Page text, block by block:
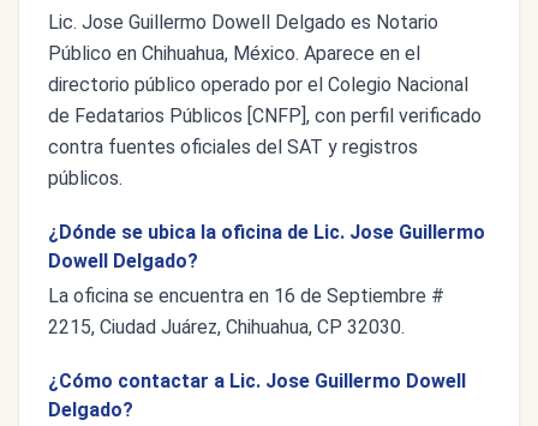
Lic. Jose Guillermo Dowell Delgado es Notario
Público en Chihuahua, México. Aparece en el
directorio público operado por el Colegio Nacional
de Fedatarios Públicos [CNFP], con perfil verificado
contra fuentes oficiales del SAT y registros
públicos.
¿Dónde se ubica la oficina de Lic. Jose Guillermo
Dowell Delgado?
La oficina se encuentra en 16 de Septiembre #
2215, Ciudad Juárez, Chihuahua, CP 32030.
¿Cómo contactar a Lic. Jose Guillermo Dowell
Delgado?